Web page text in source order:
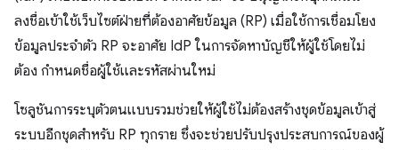
ลงชื่อเข้าใช้เว็บไซต์ฝ่ายที่ต้องอาศัยข้อมูล (RP) เมื่อใช้การเชื่อมโยง
ข้อมูลประจำตัว RP จะอาศัย IdP ในการจัดหาบัญชีให้ผู้ใช้โดยไม่
ต้อง กำหนดชื่อผู้ใช้และรหัสผ่านใหม่
โซลูชันการระบุตัวตนแบบรวมช่วยให้ผู้ใช้ไม่ต้องสร้างชุดข้อมูลเข้าสู่
ระบบอีกชุดสำหรับ RP ทุกราย ซึ่งจะช่วยปรับปรุงประสบการณ์ของผู้